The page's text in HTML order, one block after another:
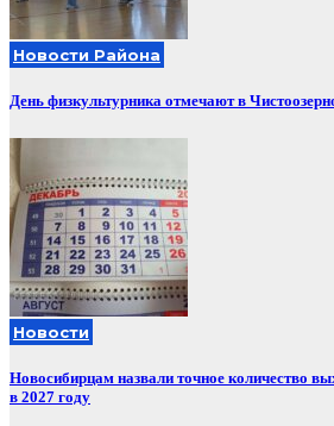
Новости Района
День физкультурника отмечают в
Новости
Новосибирцам назвали точное количество
в 2027 году